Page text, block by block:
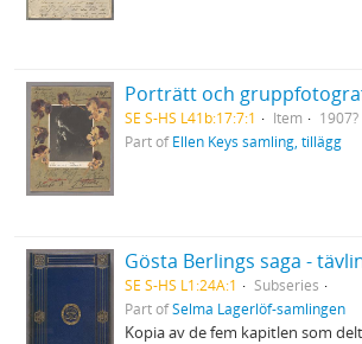
SE S-HS L41b:17:7:1 Item
1907?
Part ofEllen Keys samling, tillägg
SE S-HS L1:24A:1
Subseries
Part ofSelma Lagerlöf-samlingen
Kopia av de fem kapitlen som